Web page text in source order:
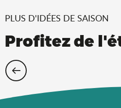
PLUS D'IDÉES DE SAISON
Profitez de
Cet été, échappez-